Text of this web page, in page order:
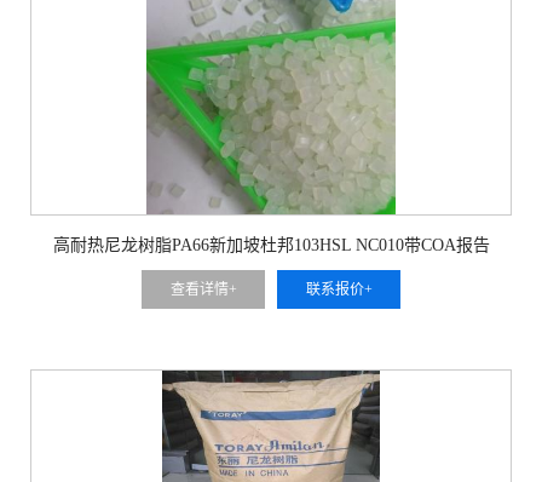
高耐热尼龙树脂PA66新加坡杜邦103HSL NC010带COA报告
查看详情+ 联系报价+